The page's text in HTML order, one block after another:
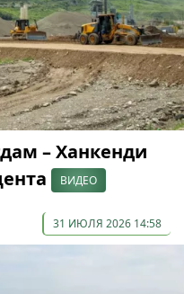
– Ханкенди
ВИДЕО
31 ИЮЛЯ 2026 14:58